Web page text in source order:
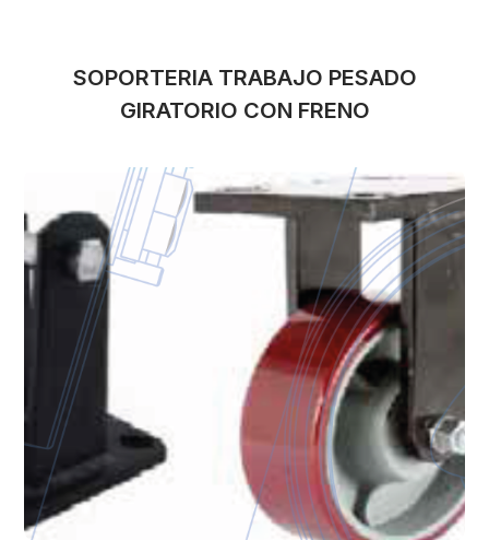
SOPORTERIA TRABAJO PESADO
GIRATORIO CON FRENO